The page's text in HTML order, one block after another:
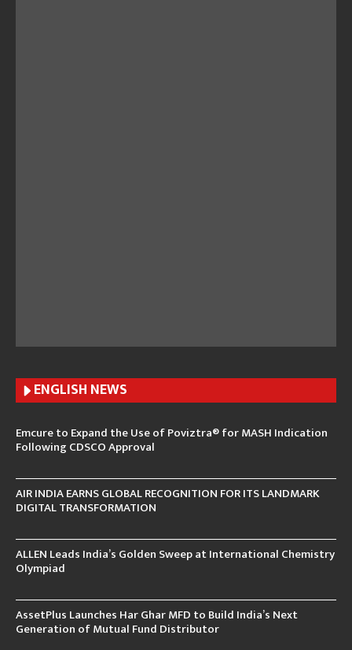
ENGLISH NEWS
Emcure to Expand the Use of Poviztra® for MASH Indication
Following CDSCO Approval
AIR INDIA EARNS GLOBAL RECOGNITION FOR ITS LANDMARK
DIGITAL TRANSFORMATION
ALLEN Leads India’s Golden Sweep at International Chemistry
Olympiad
AssetPlus Launches Har Ghar MFD to Build India’s Next
Generation of Mutual Fund Distributor